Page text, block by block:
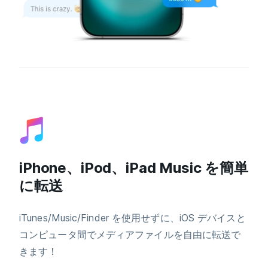
iPhone、iPod、iPad Music を簡単
に転送
iTunes/Music/Finder を使用せずに、iOS デバイスと
コンピュータ間でメディアファイルを自由に転送で
きます！